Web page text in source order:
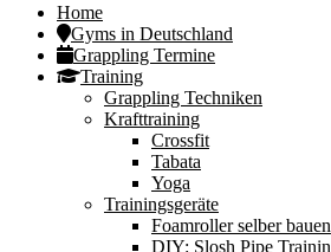
Home
Gyms in Deutschland
Grappling Termine
Training
Grappling Techniken
Krafttraining
Crossfit
Tabata
Yoga
Trainingsgeräte
Foamroller selber bauen
DIY: Slosh Pipe